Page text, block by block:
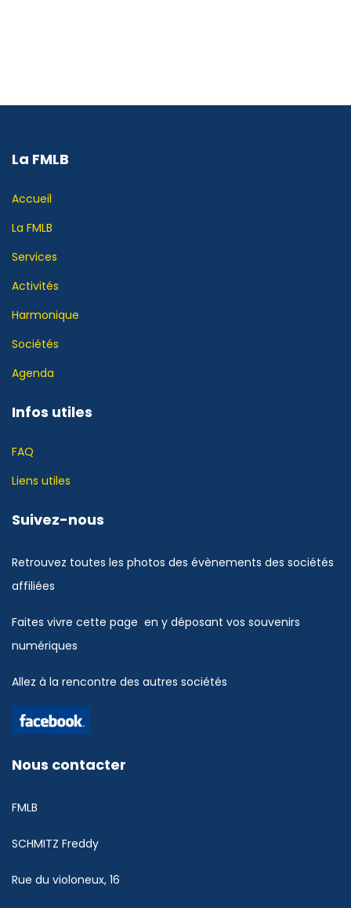
La FMLB
Accueil
La FMLB
Services
Activités
Harmonique
Sociétés
Agenda
Infos utiles
FAQ
Liens utiles
Suivez-nous
Retrouvez toutes les photos des évènements des sociétés
affiliées
Faites vivre cette page en y déposant vos souvenirs
numériques
Allez à la rencontre des autres sociétés
Nous contacter
FMLB
SCHMITZ Freddy
Rue du violoneux, 16